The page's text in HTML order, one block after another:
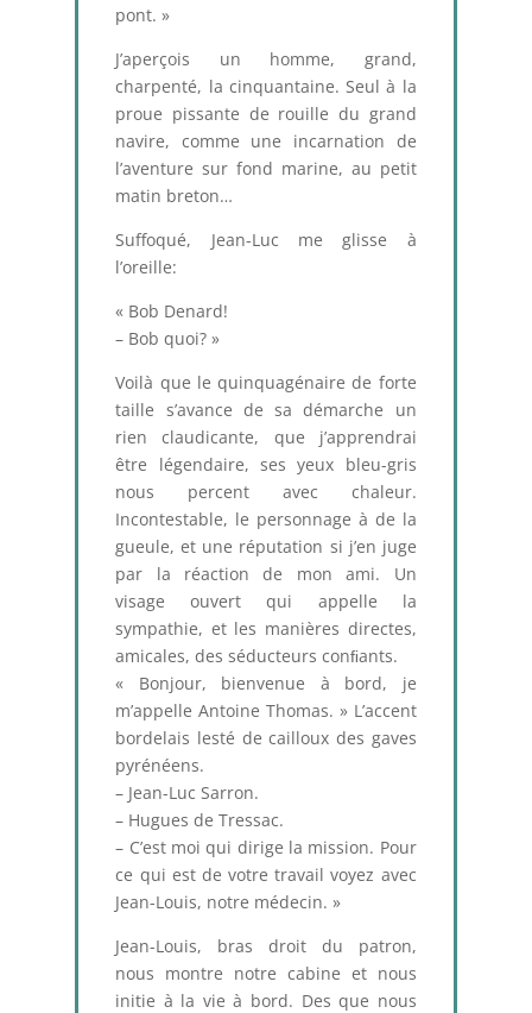
pont. »
J’aperçois un homme, grand,
charpenté, la cinquantaine. Seul à la
proue pissante de rouille du grand
navire, comme une incarnation de
l’aventure sur fond marine, au petit
matin breton…
Suffoqué, Jean-Luc me glisse à
l’oreille:
« Bob Denard!
– Bob quoi? »
Voilà que le quinquagénaire de forte
taille s’avance de sa démarche un
rien claudicante, que j’apprendrai
être légendaire, ses yeux bleu-gris
nous percent avec chaleur.
Incontestable, le personnage à de la
gueule, et une réputation si j’en juge
par la réaction de mon ami. Un
visage ouvert qui appelle la
sympathie, et les manières directes,
amicales, des séducteurs conﬁants.
« Bonjour, bienvenue à bord, je
m’appelle Antoine Thomas. » L’accent
bordelais lesté de cailloux des gaves
pyrénéens.
– Jean-Luc Sarron.
– Hugues de Tressac.
– C’est moi qui dirige la mission. Pour
ce qui est de votre travail voyez avec
Jean-Louis, notre médecin. »
Jean-Louis, bras droit du patron,
nous montre notre cabine et nous
initie à la vie à bord. Des que nous